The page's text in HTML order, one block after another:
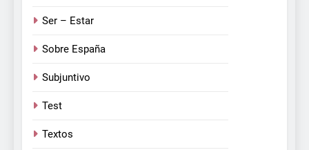
Ser – Estar
Sobre España
Subjuntivo
Test
Textos